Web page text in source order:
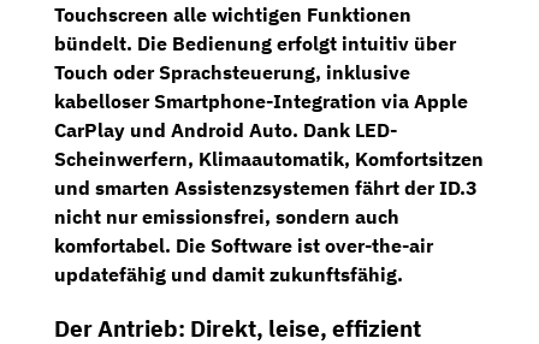
Touchscreen alle wichtigen Funktionen
bündelt. Die Bedienung erfolgt intuitiv über
Touch oder Sprachsteuerung, inklusive
kabelloser Smartphone-Integration via Apple
CarPlay und Android Auto. Dank LED-
Scheinwerfern, Klimaautomatik, Komfortsitzen
und smarten Assistenzsystemen fährt der ID.3
nicht nur emissionsfrei, sondern auch
komfortabel. Die Software ist over-the-air
updatefähig und damit zukunftsfähig.
Der Antrieb: Direkt, leise, effizient